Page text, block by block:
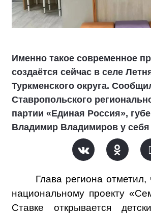
Именно такое современное
создаётся сейчас в селе
Туркменского округа.
Ставропольского
партии «Единая Россия»,
Владимир Владимиров у себя
Глава региона отметил,
национальному проекту
Ставке открывается